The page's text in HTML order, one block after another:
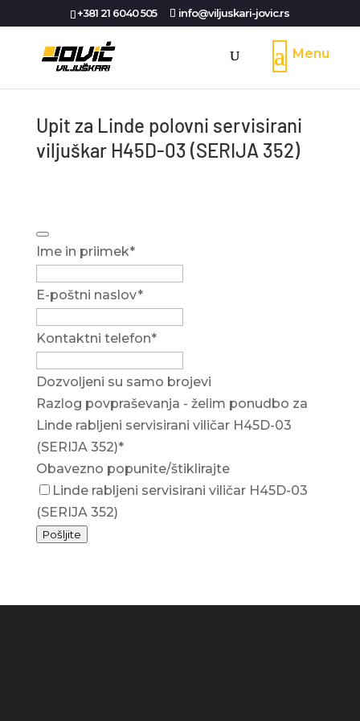
+381 21 6040 505 info@viljuskari-jovic.rs
Upit za Linde polovni servisirani
viljuškar H45D-03 (SERIJA 352)
Ime in priimek*
E-poštni naslov*
Email
Kontaktni telefon*
Dozvoljeni su samo brojevi
Razlog povpraševanja - želim ponudbo za
Linde rabljeni servisirani viličar H45D-03
(SERIJA 352)*
Obavezno popunite/štiklirajte
Linde rabljeni servisirani viličar H45D-03
(SERIJA 352)
Pošljite